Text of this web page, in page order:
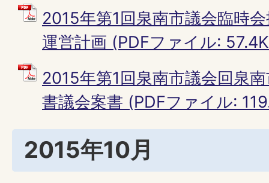
2015年第1回泉南市議会臨時
運営計画 (PDFファイル:
2015年第1回泉南市議会回泉
書議会案書 (PDFファイル:
2015年10月